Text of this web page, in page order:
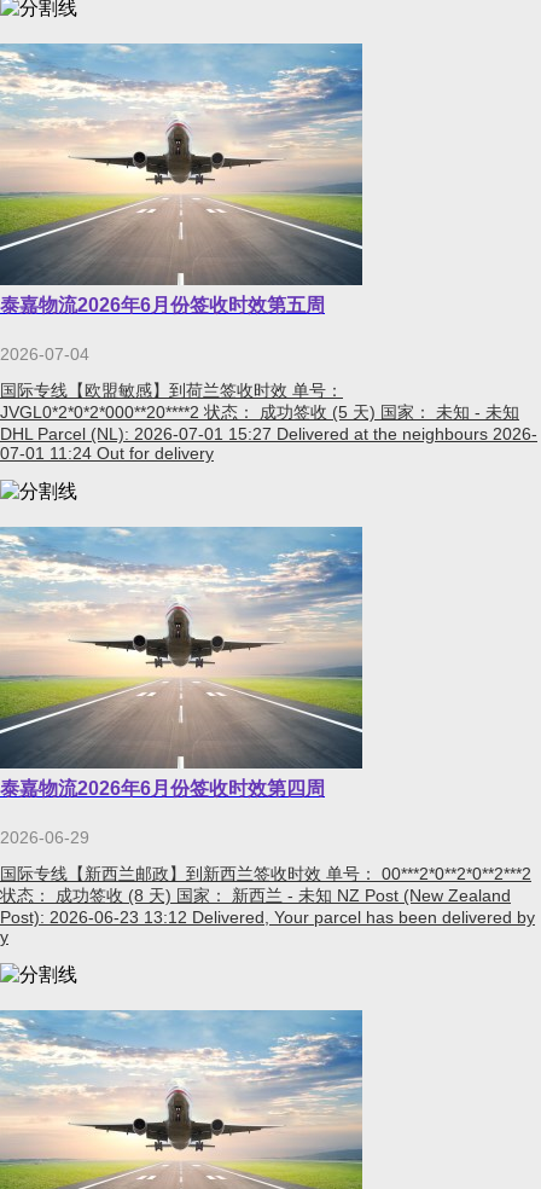
泰嘉物流2026年6月份签收时效第五周
2026-07-04
国际专线【欧盟敏感】到荷兰签收时效 单号：
JVGL0*2*0*2*000**20****2 状态： 成功签收 (5 天) 国家： 未知 - 未知
DHL Parcel (NL): 2026-07-01 15:27 Delivered at the neighbours 2026-
07-01 11:24 Out for delivery
泰嘉物流2026年6月份签收时效第四周
2026-06-29
国际专线【新西兰邮政】到新西兰签收时效 单号： 00***2*0**2*0**2***2
状态： 成功签收 (8 天) 国家： 新西兰 - 未知 NZ Post (New Zealand
Post): 2026-06-23 13:12 Delivered, Your parcel has been delivered by
y